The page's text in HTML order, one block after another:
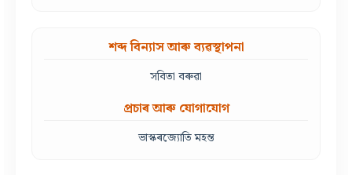
শব্দ বিন্যাস আৰু ব্যৱস্থাপনা
সবিতা বৰুৱা
প্ৰচাৰ আৰু যোগাযোগ
ভাস্কৰজ্যোতি মহন্ত